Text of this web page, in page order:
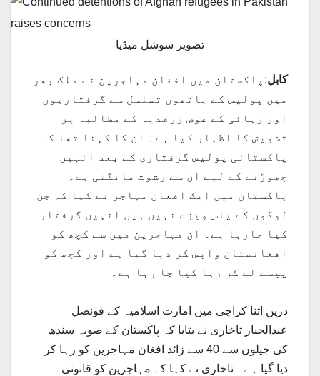
تصویر سوشل میڈیا
کابل:پاکستان میں افغان مہاجرین نے ملک بھر
میں پولیس کے ہاتھوں تسلسل سے گرفتاریوں
اور رہائی کے عوض زرفدیہ کے مطالبہ پر
تشویش کا اظہار کیا ہے۔ ان کا کہنا تھا کہ
پاکستانی پولیس گرفتاری کے بعد انہیں
چھوڑنے کے لیے ان سے رشوت مانگتی ہے۔
پاکستان میں ایک افغان مہاجر نے کہا کہ جن
لوگوں کے پاس ویزے نہیں ہیں انہیں گرفتار
کیا جارہا ہے۔ ان مہاجرین میں سے کچھ کو
افغانستان واپس کر دیا گیا ہے اور کچھ کو
پیسے لے کر رہا کیا جا رہا ہے۔
دریں اثنا کراچی میں امارت اسلامیہ کے قونصل
عبدالجبار تاخاری نے بتایا کہ پاکستان کے صوبہ سندھ
کی جیلوں سے 40 سے زائد افغان مہاجرین کو رہا کر
دیا گیا ہے۔ تاخاری نے کہا کہ مہاجرین کو قانونی